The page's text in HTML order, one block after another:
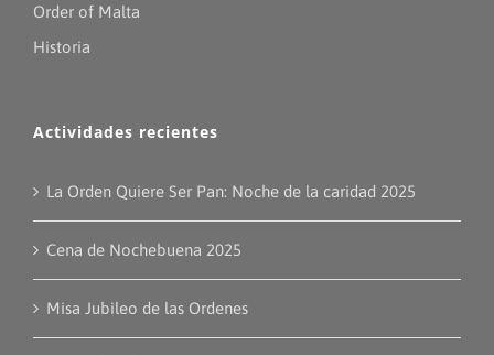
Order of Malta
Historia
Actividades recientes
La Orden Quiere Ser Pan: Noche de la caridad 2025
Cena de Nochebuena 2025
Misa Jubileo de las Ordenes